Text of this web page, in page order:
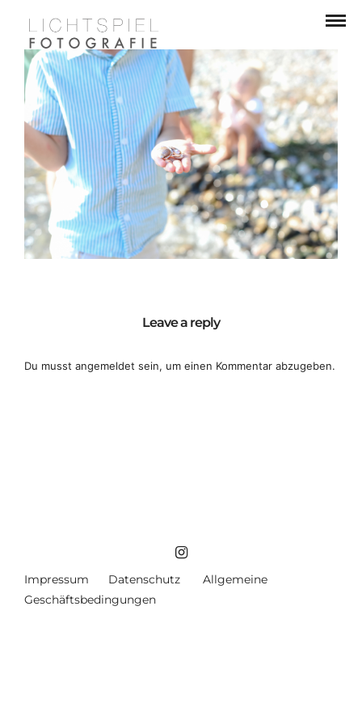
Leave a reply
Du musst angemeldet sein, um einen Kommentar abzugeben.
Impressum Datenschutz
Allgemeine
Geschäftsbedingungen